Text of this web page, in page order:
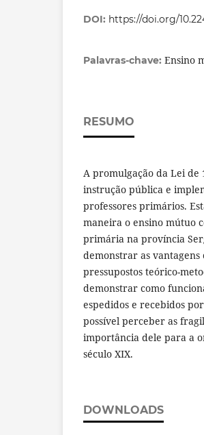
DOI: https://doi.org/
Palavras-chave: Ensino
RESUMO
A promulgação da Lei
instrução pública e
professores primários.
maneira o ensino mútuo
primária na província
demonstrar as vantagens
pressupostos teórico-
demonstrar como
espedidos e recebidos
possível perceber as
importância dele para a
século XIX.
DOWNLOADS